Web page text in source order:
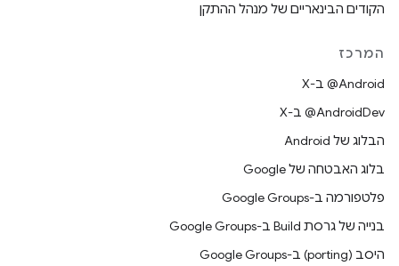
הקודים הבינאריים של מנהל ההתקן
המרכז
‫‎@Android ב-X
‫‎@AndroidDev ב-X
הבלוג של Android
בלוג האבטחה של Google
פלטפורמה ב-Google Groups
בנייה של גרסת Build ב-Google Groups
היסב (porting) ב-Google Groups